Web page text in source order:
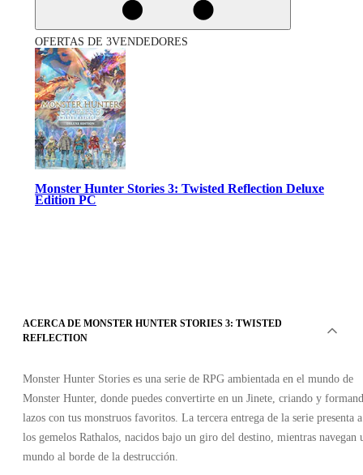
OFERTAS DE 3VENDEDORES
Monster Hunter Stories 3: Twisted Reflection Deluxe
Edition PC
•
GLOBAL
83.88 EUR
89.99 EUR
ACERCA DE MONSTER HUNTER STORIES 3: TWISTED
REFLECTION
Monster Hunter Stories es una serie de RPG ambientada en el mundo de
Monster Hunter, donde puedes convertirte en un Jinete, criando y
lazos con tus monstruos favoritos. La tercera entrega de la serie presenta a
los gemelos Rathalos, nacidos bajo un giro del destino, mientras navegan
mundo al borde de la destrucción.